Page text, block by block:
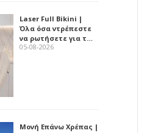
Laser Full Bikini |
Όλα όσα ντρέπεστε
να ρωτήσετε για τ…
05-08-2026
Μονή Επάνω Χρέπας |